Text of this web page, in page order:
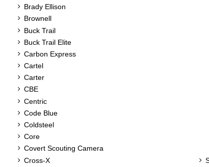
Brady Ellison
Brownell
Buck Trail
Buck Trail Elite
Carbon Express
Cartel
Carter
CBE
Centric
Code Blue
Coldsteel
Core
Covert Scouting Camera
Cross-X